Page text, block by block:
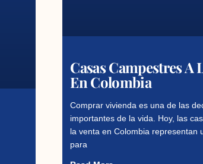
Casas Campestres A
En Colombia
Comprar vivienda es una de las
importantes de la vida. Hoy, las
la venta en Colombia representan
para